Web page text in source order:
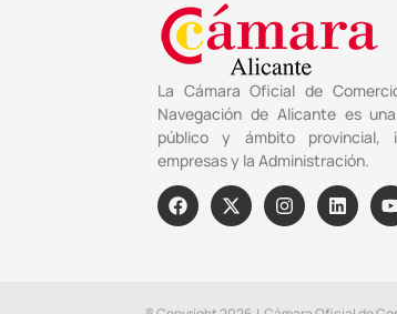
La Cámara Oficial de
Navegación de Alicante es
público y ámbito provincial,
empresas y la Administración.